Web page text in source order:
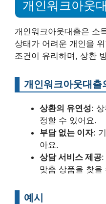
개인워크아웃
개인워크아웃대출은 소
상태가 어려운 개인을
조건이 유리하며, 상환
개인워크아웃대출
상환의 유연성:
정할 수 있어요.
부담 없는 이자:
아요.
상담 서비스 제공:
맞춤 상품을 찾을
예시